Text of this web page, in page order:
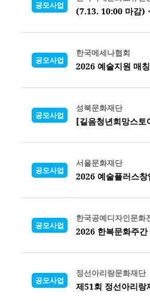
공모사업
(7.13. 10:00 마감)
공모사업
한국메세나협회
2026 예술지원 매
공모사업
성북문화재단
[길음청년희망스토
공모사업
서울문화재단
2026 예술플러스
공모사업
한국공예디자인문화
2026 한복문화주
공모사업
정선아리랑문화재단
제51회 정선아리랑